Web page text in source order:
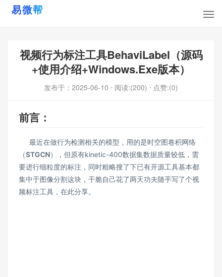
视频行为标注工具BehaviLabel（源码
+使用介绍+Windows.Exe版本）
发布于： 2025-06-10 ⋅ 阅读:(200) ⋅ 点赞:(0)
前言：
最近在做行为检测相关的模型，用的是时空图卷积网络
（STGCN），但原有kinetic-400数据集数据质量较低，需
要进行细粒度的标注，同时粗略搜了下已有开源工具基本都
集中于图像分割这块，干脆自己花了两天功夫随手写了个视
频标注工具，在此分享。